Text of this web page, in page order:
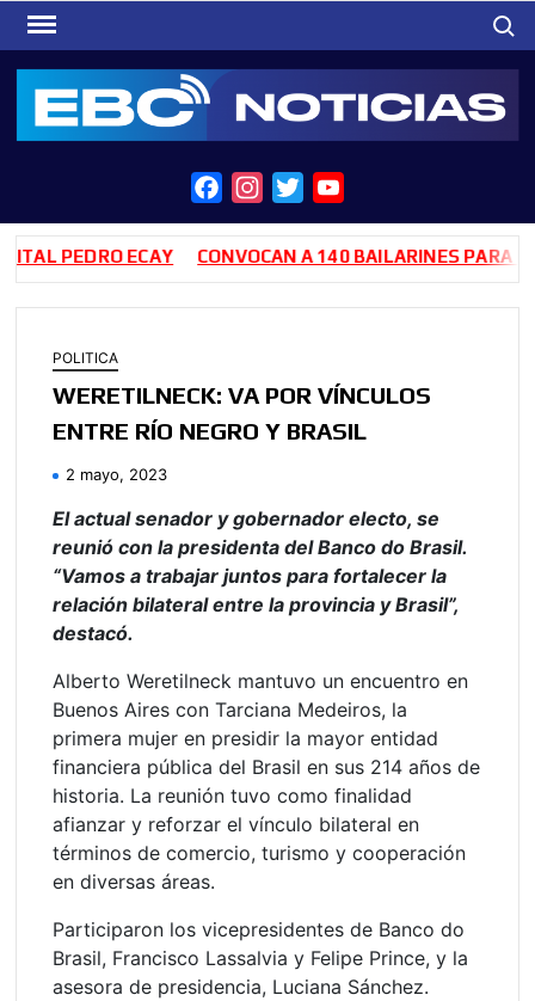
Saltar
contenido
a
c
e
b
k
n
s
t
a
a
m
w
i
t
t
o
u
T
u
PEDRO ECAY CONVOCAN A 140 BAILARINES PARA LAS
POLITICA
WERETILNECK: VA POR VÍNCULOS
ENTRE RÍO NEGRO Y BRASIL
2 mayo, 2023
El actual senador y gobernador electo, se
reunió con la presidenta del Banco do Brasil.
“Vamos a trabajar juntos para fortalecer la
relación bilateral entre la provincia y Brasil”,
destacó.
Alberto Weretilneck mantuvo un encuentro en
Buenos Aires con Tarciana Medeiros, la
primera mujer en presidir la mayor entidad
financiera pública del Brasil en sus 214 años de
historia. La reunión tuvo como finalidad
afianzar y reforzar el vínculo bilateral en
términos de comercio, turismo y cooperación
en diversas áreas.
Participaron los vicepresidentes de Banco do
Brasil, Francisco Lassalvia y Felipe Prince, y la
asesora de presidencia, Luciana Sánchez.